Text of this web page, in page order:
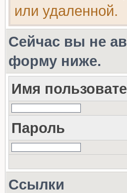
или удаленной.
Сейчас вы не
форму ниже.
Имя
Пароль
Ссылки